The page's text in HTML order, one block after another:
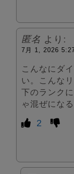
匿名 より:
7月 1, 2026
こんなにダ
い。こんな
下のランク
ゃ混ぜにな
2